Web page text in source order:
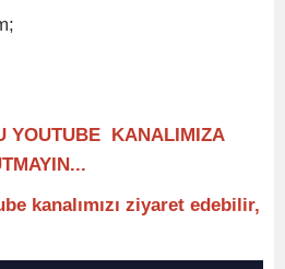
YOUTUBE KANALIMIZA
kanalımızı ziyaret edebilir,